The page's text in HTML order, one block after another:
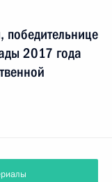
2017 года